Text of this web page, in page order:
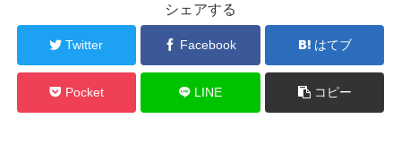
シェアする
Twitter Facebook はてブ
Pocket LINE コピー